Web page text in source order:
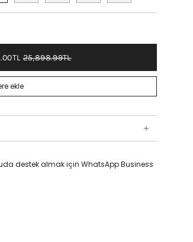
25,898.99TL
ekle
destek almak için WhatsApp Business